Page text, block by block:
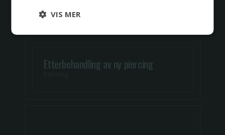
Etterbehandling av ny piercing
VIS MER